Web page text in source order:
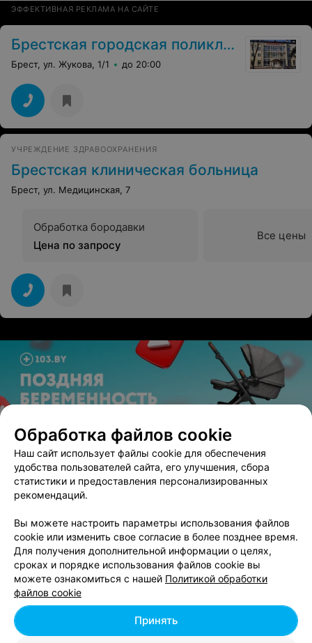
ЭФФЕКТИВНАЯ РЕКЛАМА НА САЙТЕ
Брестская городская поликлиника №3
Брест, ул. Жукова, 1/1 до 20:00
УЧРЕЖДЕНИЕ ЗДРАВООХРАНЕНИЯ
Брестская клиническая больница
Брест, ул. Медицинская, 7
Обработка бородавки
Цена по запросу
Все цены
ЭФФЕКТИВНАЯ РЕКЛАМА НА САЙТЕ
Вам будет интересно
Лазерное лечение пигментных пятен в Бресте
Фотолечение гиперпигментации кожи в Бресте
Обработка файлов cookie
Наш сайт использует файлы cookie для обеспечения
удобства пользователей сайта, его улучшения, сбора
статистики и предоставления персонализированных
рекомендаций.
Вы можете настроить параметры использования файлов
cookie или изменить свое согласие в более позднее время.
Для получения дополнительной информации о целях,
сроках и порядке использования файлов cookie вы
можете ознакомиться с нашей Политикой обработки
файлов cookie
Принять